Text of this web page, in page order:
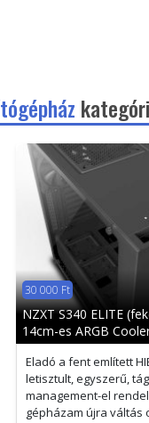
30 000 Ft
NZXT S340 ELITE
14cm-es ARGB
Eladó a fent említett
letisztult, egyszerű,
management-el
gépházam újra váltás